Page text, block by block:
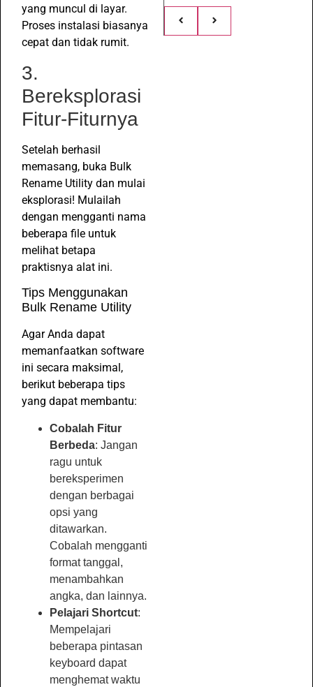
yang muncul di layar.
Proses instalasi biasanya
cepat dan tidak rumit.
3.
Bereksplorasi
Fitur-Fiturnya
Setelah berhasil
memasang, buka Bulk
Rename Utility dan mulai
eksplorasi! Mulailah
dengan mengganti nama
beberapa file untuk
melihat betapa
praktisnya alat ini.
Tips Menggunakan
Bulk Rename Utility
Agar Anda dapat
memanfaatkan software
ini secara maksimal,
berikut beberapa tips
yang dapat membantu:
Cobalah Fitur
Berbeda: Jangan
ragu untuk
bereksperimen
dengan berbagai
opsi yang
ditawarkan.
Cobalah mengganti
format tanggal,
menambahkan
angka, dan lainnya.
Pelajari Shortcut:
Mempelajari
beberapa pintasan
keyboard dapat
menghemat waktu